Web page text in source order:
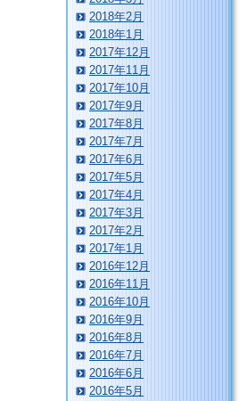
2018年2月
2018年1月
2017年12月
2017年11月
2017年10月
2017年9月
2017年8月
2017年7月
2017年6月
2017年5月
2017年4月
2017年3月
2017年2月
2017年1月
2016年12月
2016年11月
2016年10月
2016年9月
2016年8月
2016年7月
2016年6月
2016年5月